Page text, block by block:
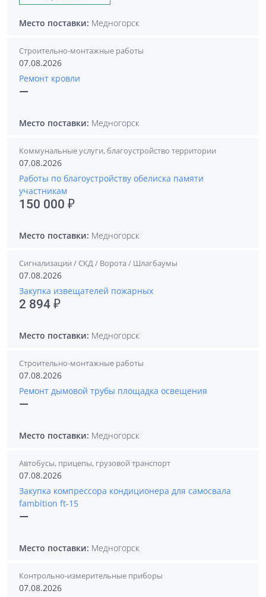
Место поставки: Медногорск
Строительно-монтажные работы
07.08.2026
Ремонт кровли
—
Место поставки: Медногорск
Коммунальные услуги, благоустройство территории
07.08.2026
Работы по благоустройству обелиска памяти
участникам
150 000 ₽
Место поставки: Медногорск
Сигнализации / СКД / Ворота / Шлагбаумы
07.08.2026
Закупка извещателей пожарных
2 894 ₽
Место поставки: Медногорск
Строительно-монтажные работы
07.08.2026
Ремонт дымовой трубы площадка освещения
—
Место поставки: Медногорск
Автобусы, прицепы, грузовой транспорт
07.08.2026
Закупка компрессора кондиционера для самосвала
fambition ft-15
—
Место поставки: Медногорск
Контрольно-измерительные приборы
07.08.2026